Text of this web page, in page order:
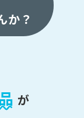
か？
が